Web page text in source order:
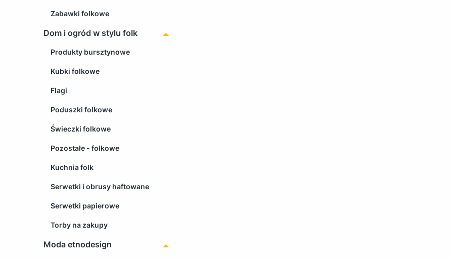
Zabawki folkowe
Dom i ogród w stylu folk
Produkty bursztynowe
Kubki folkowe
Flagi
Poduszki folkowe
Świeczki folkowe
Pozostałe - folkowe
Kuchnia folk
Serwetki i obrusy haftowane
Serwetki papierowe
Torby na zakupy
Moda etnodesign